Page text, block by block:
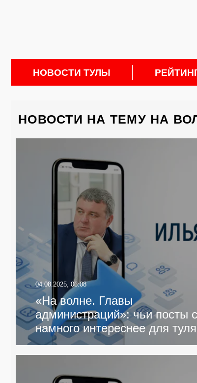
НОВОСТИ ТУЛЫ
НОВОСТИ НА ТЕМУ НА
04.08.2025, 06:08
«На волне. Главы
администраций»: чьи посты
намного интереснее для